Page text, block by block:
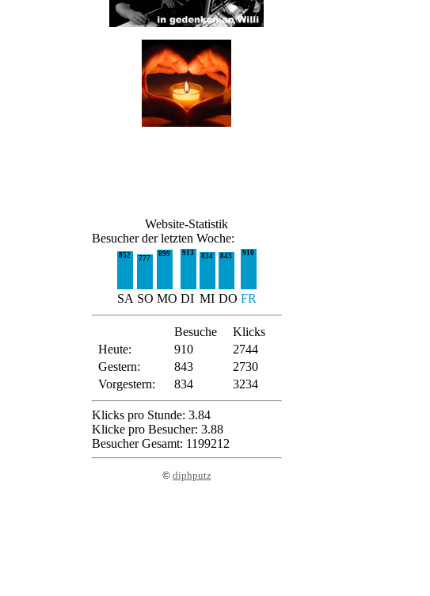
Website-Statistik
Besucher der letzten Woche:
852 777
899 913 834 843 910
SA SO MO DI MI DO FR
Besuche
Klicks
Heute:
910
2744
Gestern:
843
2730
Vorgestern:
834 3234
Klicks pro Stunde: 3.84
Klicke pro Besucher: 3.88
Besucher Gesamt: 1199212
© diphputz